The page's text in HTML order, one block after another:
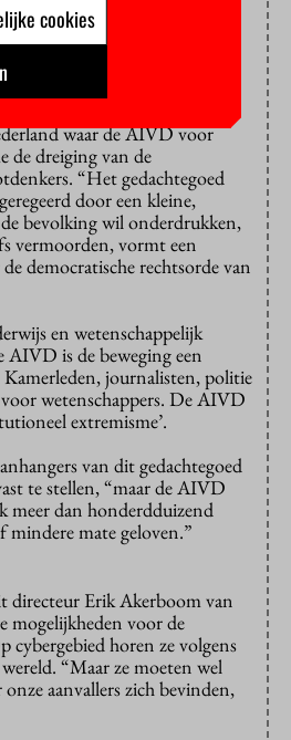
en nadelen van
buitenland zijn er ook
waar de AIVD voor
de dreiging van de
“Het gedachtegoed
door een kleine,
bevolking wil onderdrukken,
vermoorden, vormt een
democratische rechtsorde van
en wetenschappelijk
AIVD is de beweging een
journalisten, politie
wetenschappers. De AIVD
extremisme’.
van dit gedachtegoed
te stellen, “maar de AIVD
meer dan honderdduizend
mindere mate geloven.”
Erik Akerboom van
voor de
cybergebied horen ze volgens
“Maar ze moeten wel
aanvallers zich bevinden,
cookies